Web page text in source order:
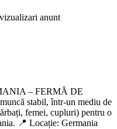
anunt
– FERMĂ DE
stabil, într-un mediu de
femei, cupluri) pentru o
📍 Locație: Germania